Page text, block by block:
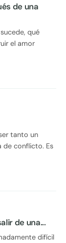
de una
qué
el amor
tanto un
de conflicto. Es
de una...
difícil